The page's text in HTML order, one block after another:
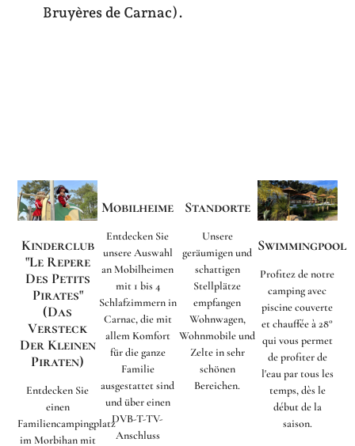
Bruyères de Carnac).
Kinderclub
"Le Repere
Des Petits
Pirates"
(Das
Versteck
Der Kleinen
Piraten)
Entdecken Sie
einen
Familiencampingplatz
im Morbihan mit
Mobilheime
Entdecken Sie
unsere Auswahl
an Mobilheimen
mit 1 bis 4
Schlafzimmern in
Carnac, die mit
allem Komfort
für die ganze
Familie
ausgestattet sind
und über einen
DVB-T-TV-
Anschluss
Standorte
Unsere
geräumigen und
schattigen
Stellplätze
empfangen
Wohnwagen,
Wohnmobile und
Zelte in sehr
schönen
Bereichen.
Swimmingpool
Profitez de notre
camping avec
piscine couverte
et chauffée à 28°
qui vous permet
de profiter de
l'eau par tous les
temps, dès le
début de la
saison.